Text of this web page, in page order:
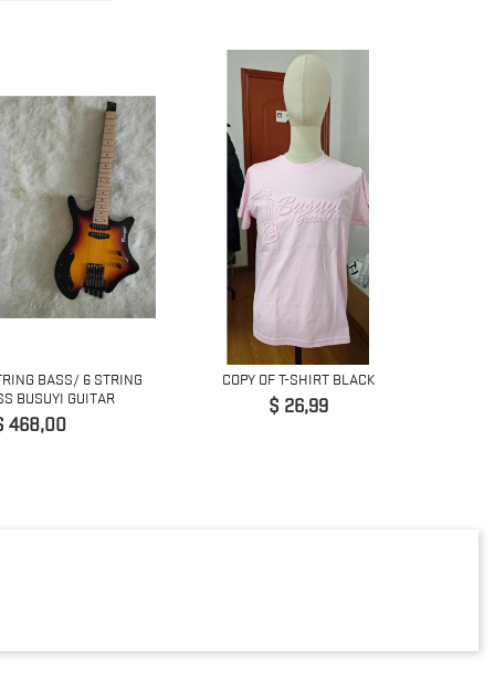
BASS/ 6 STRING
BUSUYI GUITAR
468,00
COPY OF T-SHIRT BLACK
Precio
$ 26,99